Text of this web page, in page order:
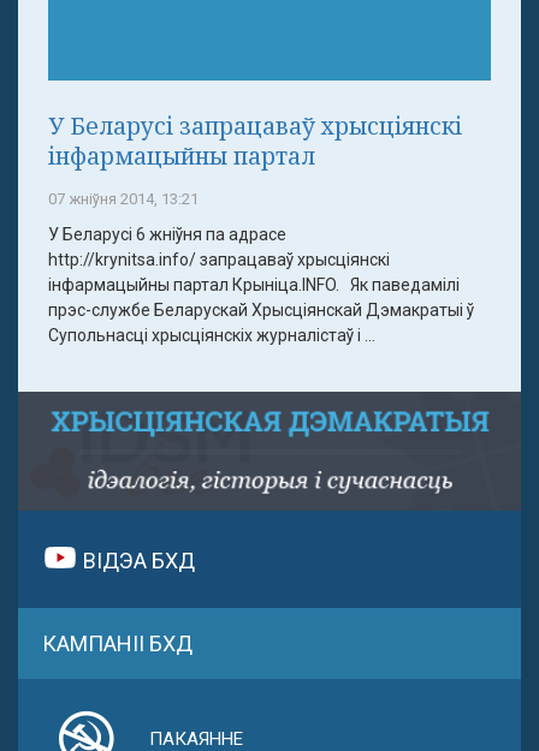
У Беларусі запрацаваў хрысціянскі
інфармацыйны партал
07 жніўня 2014, 13:21
У Беларусі 6 жніўня па адрасе
http://krynitsa.info/ запрацаваў хрысціянскі
інфармацыйны партал Крыніца.INFO. Як паведамілі
прэс-службе Беларускай Хрысціянскай Дэмакратыі ў
Супольнасці хрысціянскіх журналістаў і ...
ВІДЭА БХД
КАМПАНІІ БХД
ПАКАЯННЕ